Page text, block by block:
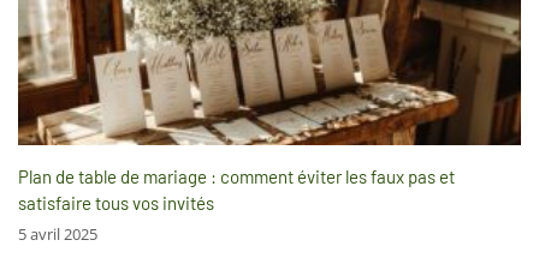
Plan de table de mariage : comment éviter les faux pas et
satisfaire tous vos invités
5 avril 2025